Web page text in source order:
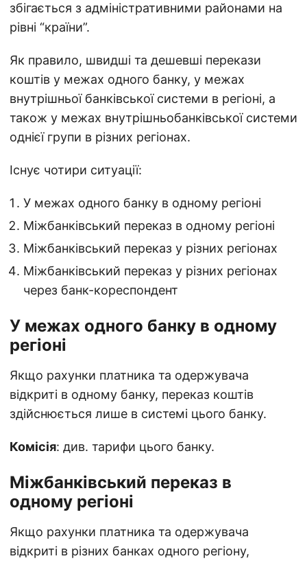
збігається з адміністративними районами на
рівні “країни”.
Як правило, швидші та дешевші перекази
коштів у межах одного банку, у межах
внутрішньої банківської системи в регіоні, а
також у межах внутрішньобанківської системи
однієї групи в різних регіонах.
Існує чотири ситуації:
У межах одного банку в одному регіоні
Міжбанківський переказ в одному регіоні
Міжбанківський переказ у різних регіонах
Міжбанківський переказ у різних регіонах
через банк-кореспондент
У межах одного банку в одному
регіоні
Якщо рахунки платника та одержувача
відкриті в одному банку, переказ коштів
здійснюється лише в системі цього банку.
Комісія: див. тарифи цього банку.
Міжбанківський переказ в
одному регіоні
Якщо рахунки платника та одержувача
відкриті в різних банках одного регіону,